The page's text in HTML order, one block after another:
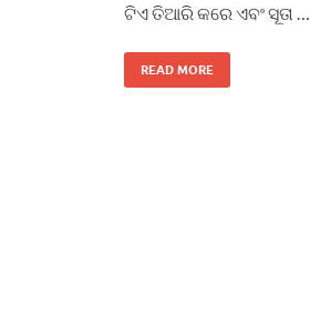
ଟିଏ ତିଆରି କରେ ଏବଂ ସୂତା …
READ MORE